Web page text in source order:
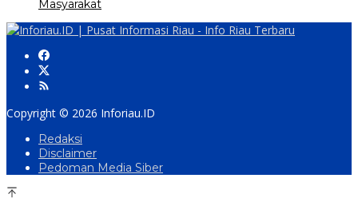
Masyarakat
Copyright © 2026 Inforiau.ID
Redaksi
Disclaimer
Pedoman Media Siber